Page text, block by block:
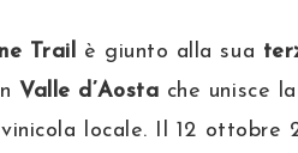
Trail è giunto alla sua
Valle d’Aosta che unisce
locale. Il 12 ottobre